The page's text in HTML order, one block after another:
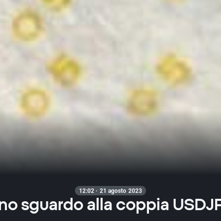
12:02 · 21 agosto 2023
sguardo alla coppia